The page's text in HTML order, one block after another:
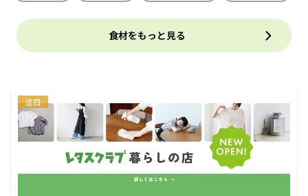
食材をもっと見る
注目